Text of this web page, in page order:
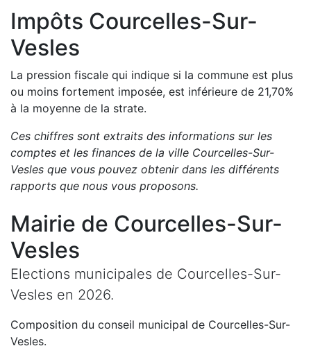
Impôts Courcelles-Sur-
Vesles
La pression fiscale qui indique si la commune est plus
ou moins fortement imposée, est inférieure de 21,70%
à la moyenne de la strate.
Ces chiffres sont extraits des informations sur les
comptes et les finances de la ville Courcelles-Sur-
Vesles que vous pouvez obtenir dans les différents
rapports que nous vous proposons.
Mairie de Courcelles-Sur-
Vesles
Elections municipales de Courcelles-Sur-
Vesles en 2026.
Composition du conseil municipal de Courcelles-Sur-
Vesles.